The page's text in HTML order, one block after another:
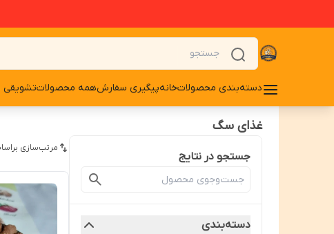
دسته‌بندی محصولاتخانهپیگیری سفارشهمه محصولاتتشویقی
غذای سگ
جستجو در نتایج
دسته‌بندی
مرتب‌سازی